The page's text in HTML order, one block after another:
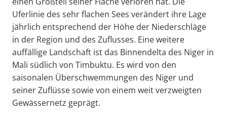
Uferlinie des sehr flachen Sees verändert ihre Lage
jährlich entsprechend der Höhe der Niederschläge
in der Region und des Zuflusses. Eine weitere
auffällige Landschaft ist das Binnendelta des Niger in
Mali südlich von Timbuktu. Es wird von den
saisonalen Überschwemmungen des Niger und
seiner Zuflüsse sowie von einem weit verzweigten
Gewässernetz geprägt.